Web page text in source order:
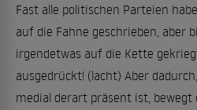
Fast alle politischen Parteien
auf die Fahne geschrieben, aber
irgendetwas auf die Kette
ausgedrückt! (lacht) Aber
medial derart präsent ist, bewegt